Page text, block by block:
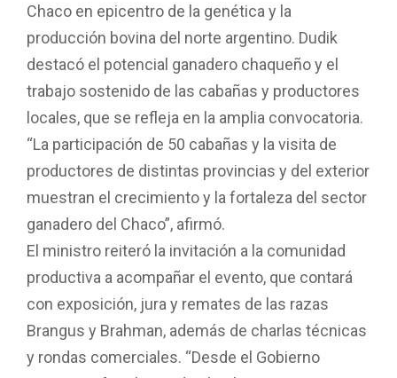
Chaco en epicentro de la genética y la
producción bovina del norte argentino. Dudik
destacó el potencial ganadero chaqueño y el
trabajo sostenido de las cabañas y productores
locales, que se refleja en la amplia convocatoria.
“La participación de 50 cabañas y la visita de
productores de distintas provincias y del exterior
muestran el crecimiento y la fortaleza del sector
ganadero del Chaco”, afirmó.
El ministro reiteró la invitación a la comunidad
productiva a acompañar el evento, que contará
con exposición, jura y remates de las razas
Brangus y Brahman, además de charlas técnicas
y rondas comerciales. “Desde el Gobierno